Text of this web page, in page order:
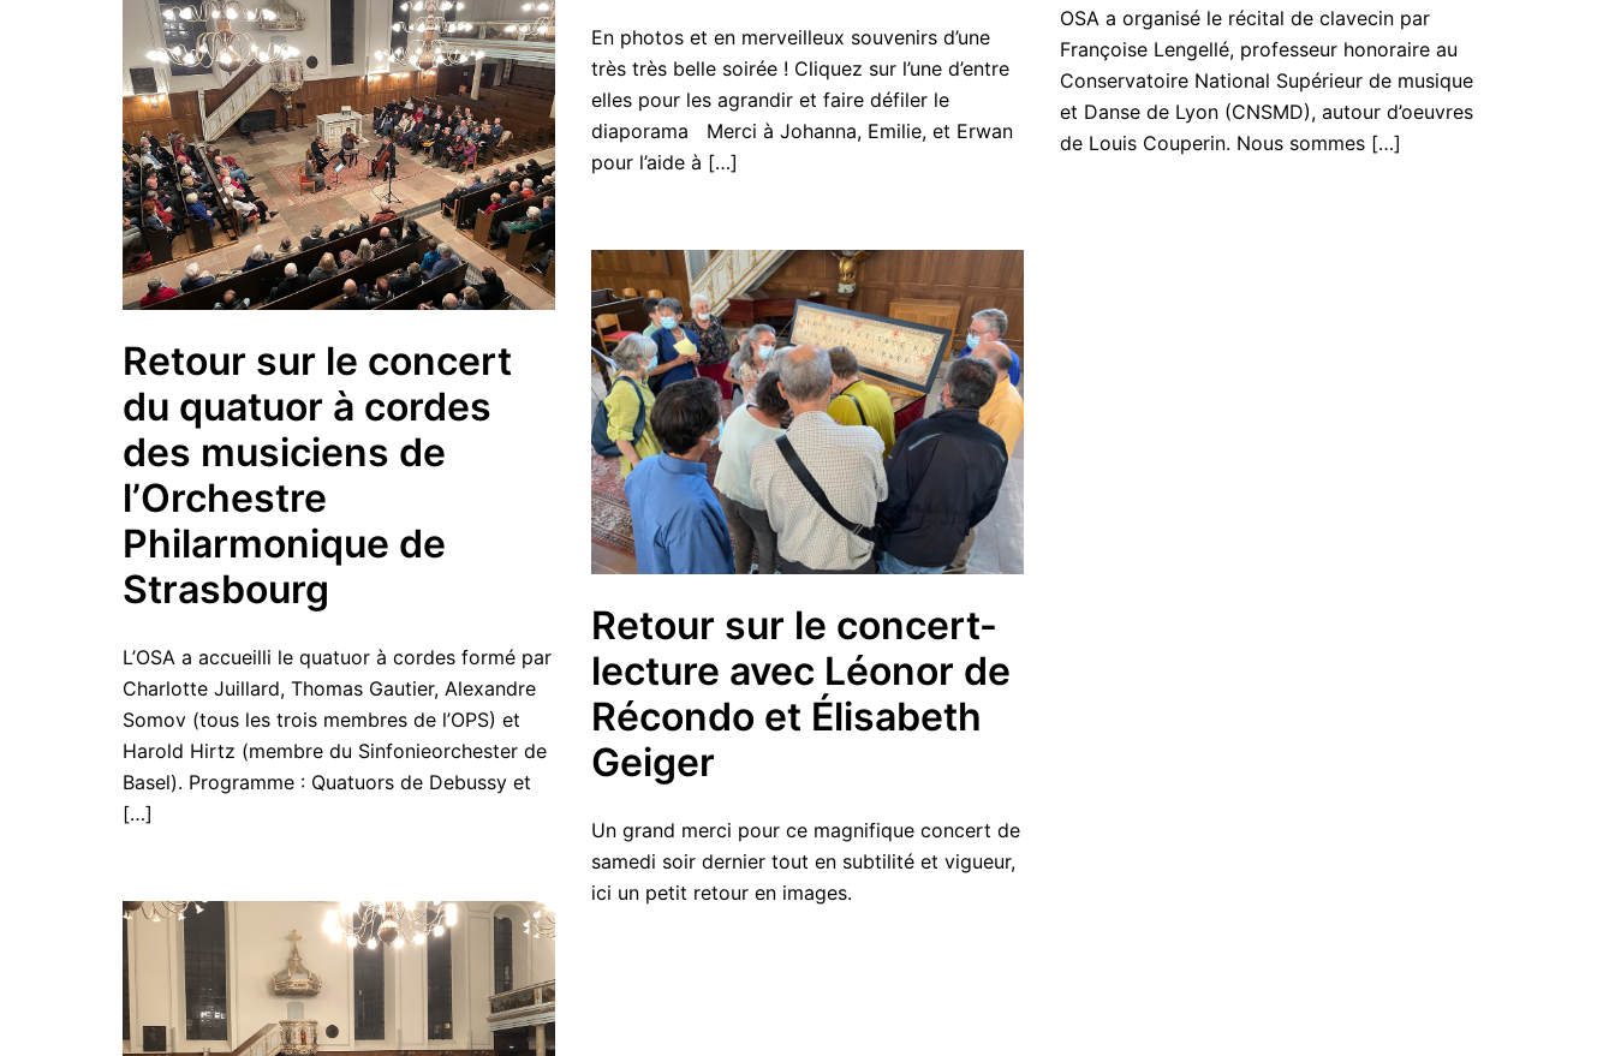
Retour sur le concert
du quatuor à cordes
des musiciens de
l’Orchestre
Philarmonique de
Strasbourg
L’OSA a accueilli le quatuor à cordes formé par
Charlotte Juillard, Thomas Gautier, Alexandre
Somov (tous les trois membres de l’OPS) et
Harold Hirtz (membre du Sinfonieorchester de
Basel). Programme : Quatuors de Debussy et
[…]
En photos et en merveilleux souvenirs d’une
très très belle soirée ! Cliquez sur l’une d’entre
elles pour les agrandir et faire défiler le
diaporama Merci à Johanna, Emilie, et Erwan
pour l’aide à […]
OSA a organisé le récital de clavecin par
Françoise Lengellé, professeur honoraire au
Conservatoire National Supérieur de musique
et Danse de Lyon (CNSMD), autour d’oeuvres
de Louis Couperin. Nous sommes […]
Retour sur le concert-
lecture avec Léonor de
Récondo et Élisabeth
Geiger
Un grand merci pour ce magnifique concert de
samedi soir dernier tout en subtilité et vigueur,
ici un petit retour en images.